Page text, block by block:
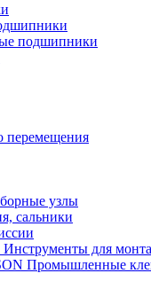
подшипники
перемещения
узлы
сальники
Инструменты для
Промышленные